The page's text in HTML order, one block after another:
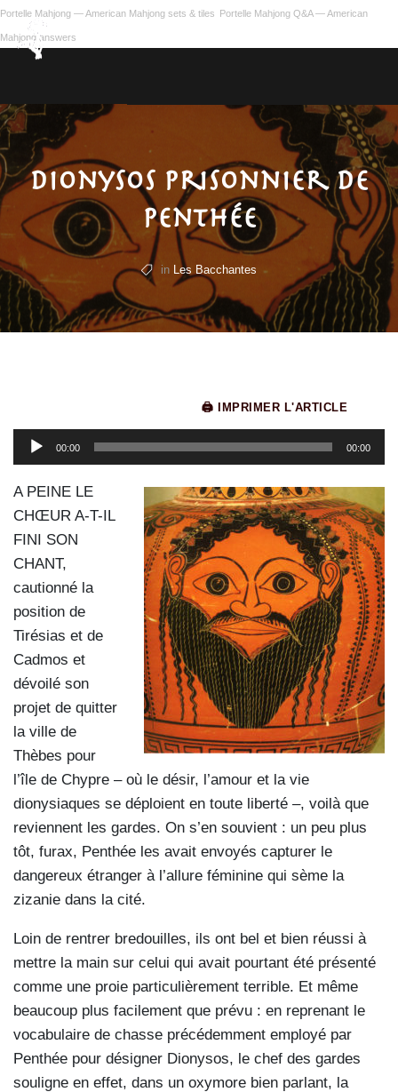
Portelle Mahjong — American Mahjong sets & tiles Portelle Mahjong Q&A — American
Mahjong answers
Dionysos prisonnier de
Penthée
in Les Bacchantes
🖨 IMPRIMER L'ARTICLE
Lecteur
audio
00:00 00:00
A PEINE LE
CHŒUR A-T-IL
FINI SON
CHANT,
cautionné la
position de
Tirésias et de
Cadmos et
dévoilé son
projet de quitter
la ville de
Thèbes pour
l’île de Chypre – où le désir, l’amour et la vie
dionysiaques se déploient en toute liberté –, voilà que
reviennent les gardes. On s’en souvient : un peu plus
tôt, furax, Penthée les avait envoyés capturer le
dangereux étranger à l’allure féminine qui sème la
zizanie dans la cité.
Loin de rentrer bredouilles, ils ont bel et bien réussi à
mettre la main sur celui qui avait pourtant été présenté
comme une proie particulièrement terrible. Et même
beaucoup plus facilement que prévu : en reprenant le
vocabulaire de chasse précédemment employé par
Penthée pour désigner Dionysos, le chef des gardes
souligne en effet, dans un oxymore bien parlant, la